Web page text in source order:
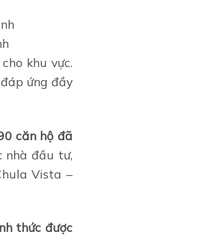
khu vực.
ứng đầy
căn hộ đã
nhà đầu tư,
Vista –
thức được